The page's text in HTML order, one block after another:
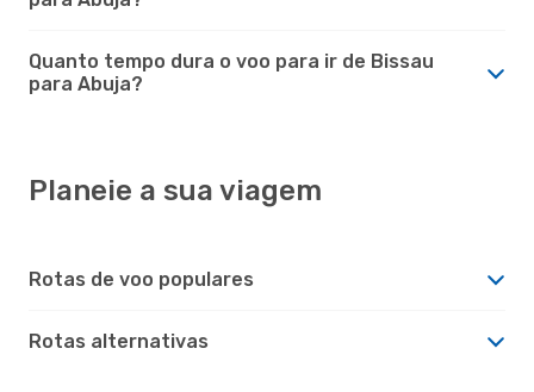
Quanto tempo dura o voo para ir de Bissau
para Abuja?
Planeie a sua viagem
Rotas de voo populares
Rotas alternativas